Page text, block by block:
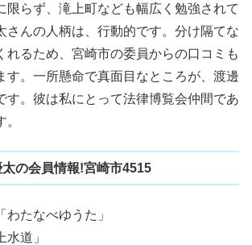
限らず、滝上町なども幅広く勉強されて
さんの人柄は、行動的です。分け隔てな
れるため、宮崎市の委員からの口コミも
す。一所懸命で真面目なところが、渡邊
す。彼は私にとって法律博覧会仲間であ
の会員情報!宮崎市4515
たなべゆうた」
道」